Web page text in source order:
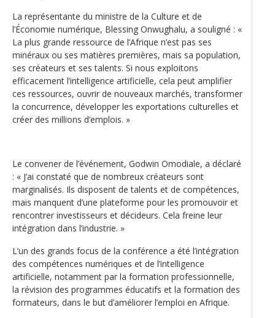
La représentante du ministre de la Culture et de
l’Économie numérique, Blessing Onwughalu, a souligné : «
La plus grande ressource de l’Afrique n’est pas ses
minéraux ou ses matières premières, mais sa population,
ses créateurs et ses talents. Si nous exploitons
efficacement l’intelligence artificielle, cela peut amplifier
ces ressources, ouvrir de nouveaux marchés, transformer
la concurrence, développer les exportations culturelles et
créer des millions d’emplois. »
Le convener de l’événement, Godwin Omodiale, a déclaré
: « J’ai constaté que de nombreux créateurs sont
marginalisés. Ils disposent de talents et de compétences,
mais manquent d’une plateforme pour les promouvoir et
rencontrer investisseurs et décideurs. Cela freine leur
intégration dans l’industrie. »
L’un des grands focus de la conférence a été l’intégration
des compétences numériques et de l’intelligence
artificielle, notamment par la formation professionnelle,
la révision des programmes éducatifs et la formation des
formateurs, dans le but d’améliorer l’emploi en Afrique.